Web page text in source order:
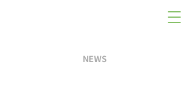
NEWS